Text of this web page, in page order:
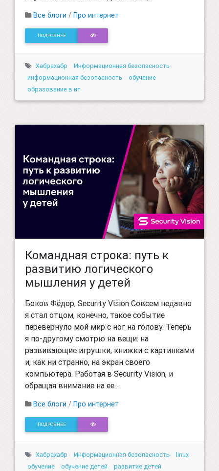
Все блоги / Про интернет
ПОДРОБНЕЕ
Хабрахабр
Информационная безопасность
информационная безопасность
обучение
образование в ит
Командная строка: путь к
развитию логического
мышления у детей
Боков Фёдор, Security Vision Совсем недавно
я стал отцом, конечно, такое событие
перевернуло мой мир с ног на голову. Теперь
я по-другому смотрю на вещи: на
развивающие игрушки, книжки с картинками
и, как ни странно, на экран своего
компьютера. Работая в Security Vision, и
обращая внимание на ее...
Все блоги / Про интернет
ПОДРОБНЕЕ
Хабрахабр Информационная безопасность
linux
обучение
обучение детей
развитие детей